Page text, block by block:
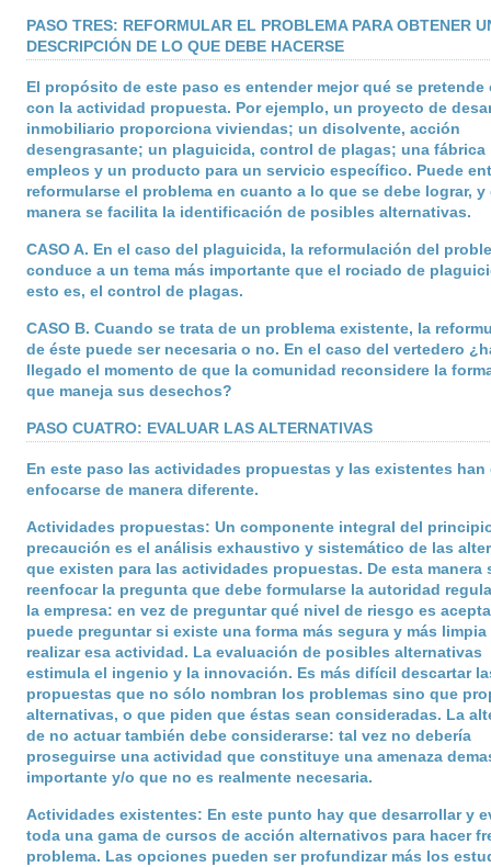
PASO TRES: REFORMULAR EL PROBLEMA PARA OBTENER
DESCRIPCIÓN DE LO QUE DEBE HACERSE
El propósito de este paso es entender mejor qué se pretende
con la actividad propuesta. Por ejemplo, un proyecto de
inmobiliario proporciona viviendas; un disolvente, acción
desengrasante; un plaguicida, control de plagas; una fábrica
empleos y un producto para un servicio específico. Puede
reformularse el problema en cuanto a lo que se debe lograr, y
manera se facilita la identificación de posibles alternativas.
CASO A. En el caso del plaguicida, la reformulación del
conduce a un tema más importante que el rociado de
esto es, el control de plagas.
CASO B. Cuando se trata de un problema existente, la
de éste puede ser necesaria o no. En el caso del vertedero
llegado el momento de que la comunidad reconsidere la
que maneja sus desechos?
PASO CUATRO: EVALUAR LAS ALTERNATIVAS
En este paso las actividades propuestas y las existentes han
enfocarse de manera diferente.
Actividades propuestas: Un componente integral del
precaución es el análisis exhaustivo y sistemático de las
que existen para las actividades propuestas. De esta manera
reenfocar la pregunta que debe formularse la autoridad
la empresa: en vez de preguntar qué nivel de riesgo es
puede preguntar si existe una forma más segura y más limpia
realizar esa actividad. La evaluación de posibles alternativas
estimula el ingenio y la innovación. Es más difícil descartar
propuestas que no sólo nombran los problemas sino que
alternativas, o que piden que éstas sean consideradas. La
de no actuar también debe considerarse: tal vez no debería
proseguirse una actividad que constituye una amenaza
importante y/o que no es realmente necesaria.
Actividades existentes: En este punto hay que desarrollar y
toda una gama de cursos de acción alternativos para hacer
problema. Las opciones pueden ser profundizar más los